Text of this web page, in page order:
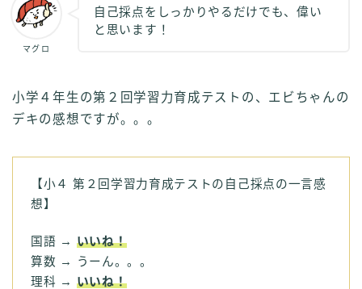
マグロ
自己採点をしっかりやるだけでも、偉い
と思います！
小学４年生の第２回学習力育成テストの、エビちゃんの
デキの感想ですが。。。
【小４ 第２回学習力育成テストの自己採点の一言感
想】
国語 → いいね！
算数 → うーん。。。
理科 → いいね！